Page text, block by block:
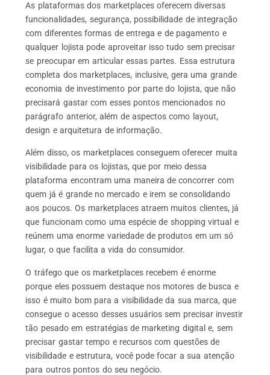
As plataformas dos marketplaces oferecem diversas
funcionalidades, segurança, possibilidade de integração
com diferentes formas de entrega e de pagamento e
qualquer lojista pode aproveitar isso tudo sem precisar
se preocupar em articular essas partes. Essa estrutura
completa dos marketplaces, inclusive, gera uma grande
economia de investimento por parte do lojista, que não
precisará gastar com esses pontos mencionados no
parágrafo anterior, além de aspectos como layout,
design e arquitetura de informação.
Além disso, os marketplaces conseguem oferecer muita
visibilidade para os lojistas, que por meio dessa
plataforma encontram uma maneira de concorrer com
quem já é grande no mercado e irem se consolidando
aos poucos. Os marketplaces atraem muitos clientes, já
que funcionam como uma espécie de shopping virtual e
reúnem uma enorme variedade de produtos em um só
lugar, o que facilita a vida do consumidor.
O tráfego que os marketplaces recebem é enorme
porque eles possuem destaque nos motores de busca e
isso é muito bom para a visibilidade da sua marca, que
consegue o acesso desses usuários sem precisar investir
tão pesado em estratégias de marketing digital e, sem
precisar gastar tempo e recursos com questões de
visibilidade e estrutura, você pode focar a sua atenção
para outros pontos do seu negócio.